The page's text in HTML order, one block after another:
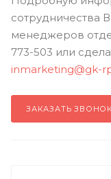
сотрудничества
менеджеров
773-503 или
inmarketing@gk-
ЗАКАЗАТЬ ЗВОНОК